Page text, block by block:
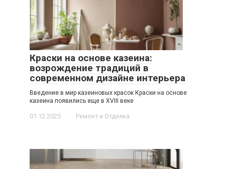
Краски на основе казеина:
возрождение традиций в
современном дизайне интерьера
Введение в мир казеиновых красок Краски на основе
казеина появились еще в XVIII веке
01.12.2025 Ремонт и Отделка